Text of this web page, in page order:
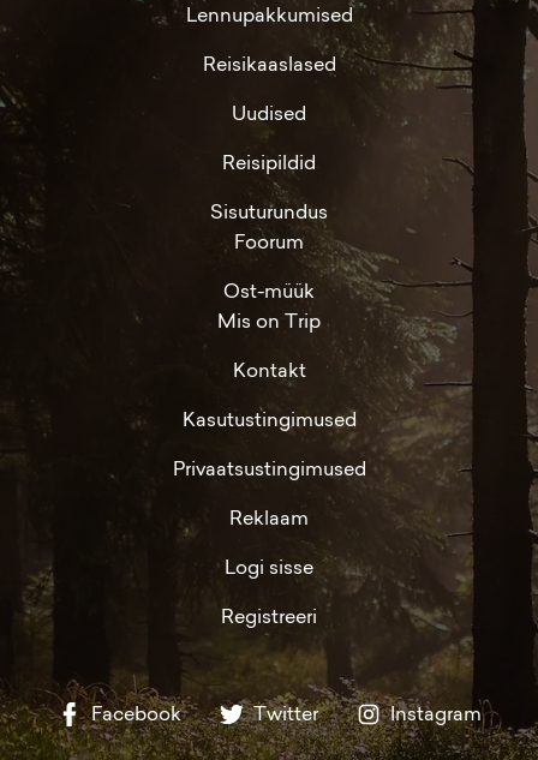
Lennupakkumised
Reisikaaslased
Uudised
Reisipildid
Sisuturundus
Foorum
Ost-müük
Mis on Trip
Kontakt
Kasutustingimused
Privaatsustingimused
Reklaam
Logi sisse
Registreeri
Facebook Twitter Instagram